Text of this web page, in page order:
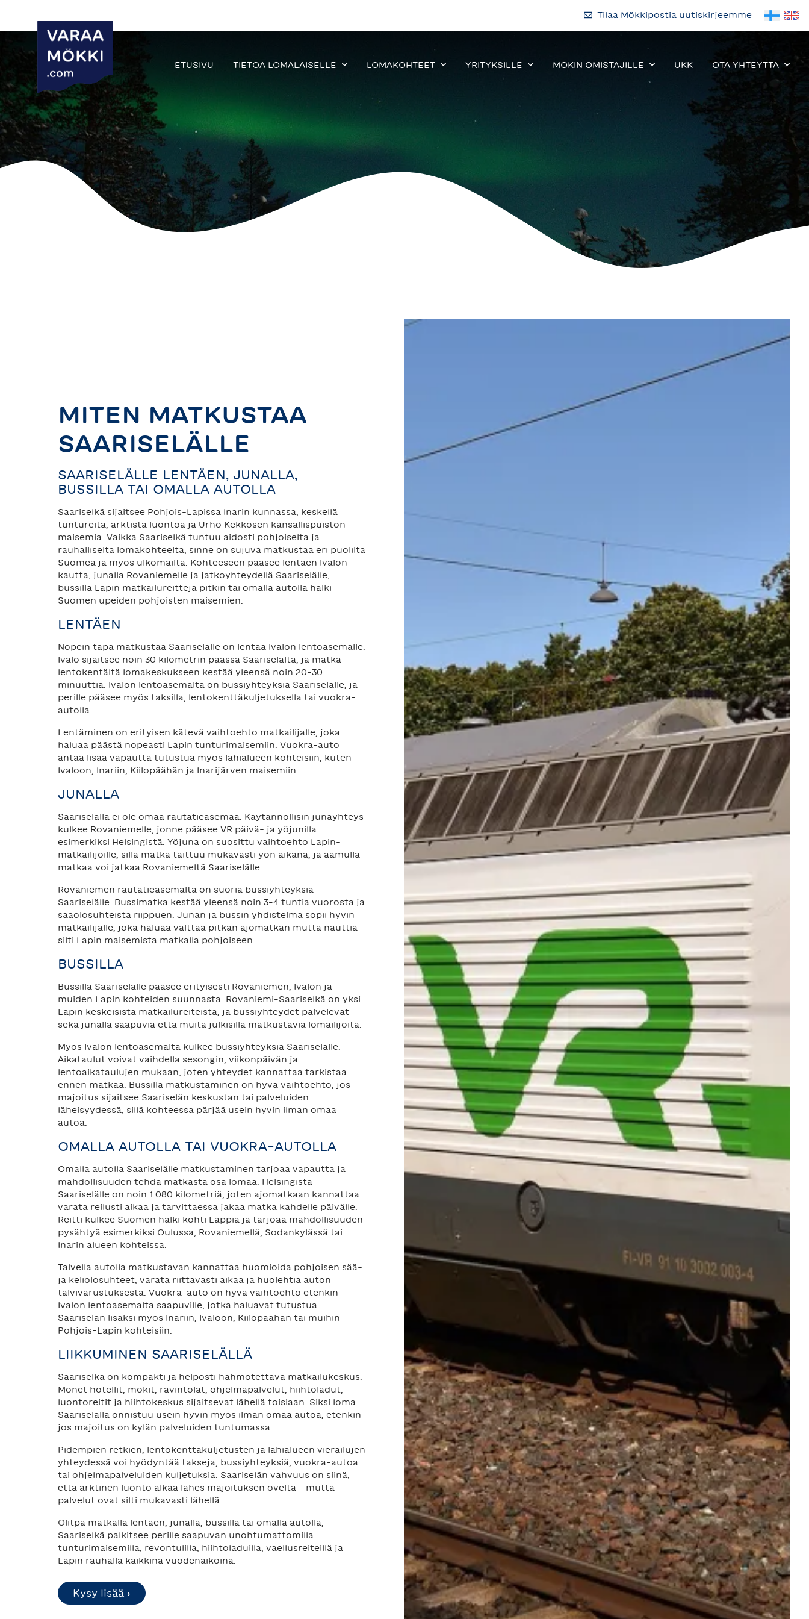
Tilaa Mökkipostia uutiskirjeemme
ETUSIVU TIETOA LOMALAISELLE LOMAKOHTEET YRITYKSILLE MÖKIN OMISTAJILLE UKK OTA YHTEYTTÄ
MITEN MATKUSTAA
SAARISELÄLLE
SAARISELÄLLE LENTÄEN, JUNALLA,
BUSSILLA TAI OMALLA AUTOLLA
Saariselkä sijaitsee Pohjois-Lapissa Inarin kunnassa, keskellä
tuntureita, arktista luontoa ja Urho Kekkosen kansallispuiston
maisemia. Vaikka Saariselkä tuntuu aidosti pohjoiselta ja
rauhalliselta lomakohteelta, sinne on sujuva matkustaa eri puolilta
Suomea ja myös ulkomailta. Kohteeseen pääsee lentäen Ivalon
kautta, junalla Rovaniemelle ja jatkoyhteydellä Saariselälle,
bussilla Lapin matkailureittejä pitkin tai omalla autolla halki
Suomen upeiden pohjoisten maisemien.
LENTÄEN
Nopein tapa matkustaa Saariselälle on lentää Ivalon lentoasemalle.
Ivalo sijaitsee noin 30 kilometrin päässä Saariselältä, ja matka
lentokentältä lomakeskukseen kestää yleensä noin 20–30
minuuttia. Ivalon lentoasemalta on bussiyhteyksiä Saariselälle, ja
perille pääsee myös taksilla, lentokenttäkuljetuksella tai vuokra-
autolla.
Lentäminen on erityisen kätevä vaihtoehto matkailijalle, joka
haluaa päästä nopeasti Lapin tunturimaisemiin. Vuokra-auto
antaa lisää vapautta tutustua myös lähialueen kohteisiin, kuten
Ivaloon, Inariin, Kiilopäähän ja Inarijärven maisemiin.
JUNALLA
Saariselällä ei ole omaa rautatieasemaa. Käytännöllisin junayhteys
kulkee Rovaniemelle, jonne pääsee VR päivä- ja yöjunilla
esimerkiksi Helsingistä. Yöjuna on suosittu vaihtoehto Lapin-
matkailijoille, sillä matka taittuu mukavasti yön aikana, ja aamulla
matkaa voi jatkaa Rovaniemeltä Saariselälle.
Rovaniemen rautatieasemalta on suoria bussiyhteyksiä
Saariselälle. Bussimatka kestää yleensä noin 3–4 tuntia vuorosta ja
sääolosuhteista riippuen. Junan ja bussin yhdistelmä sopii hyvin
matkailijalle, joka haluaa välttää pitkän ajomatkan mutta nauttia
silti Lapin maisemista matkalla pohjoiseen.
BUSSILLA
Bussilla Saariselälle pääsee erityisesti Rovaniemen, Ivalon ja
muiden Lapin kohteiden suunnasta. Rovaniemi–Saariselkä on yksi
Lapin keskeisistä matkailureiteistä, ja bussiyhteydet palvelevat
sekä junalla saapuvia että muita julkisilla matkustavia lomailijoita.
Myös Ivalon lentoasemalta kulkee bussiyhteyksiä Saariselälle.
Aikataulut voivat vaihdella sesongin, viikonpäivän ja
lentoaikataulujen mukaan, joten yhteydet kannattaa tarkistaa
ennen matkaa. Bussilla matkustaminen on hyvä vaihtoehto, jos
majoitus sijaitsee Saariselän keskustan tai palveluiden
läheisyydessä, sillä kohteessa pärjää usein hyvin ilman omaa
autoa.
OMALLA AUTOLLA TAI VUOKRA-AUTOLLA
Omalla autolla Saariselälle matkustaminen tarjoaa vapautta ja
mahdollisuuden tehdä matkasta osa lomaa. Helsingistä
Saariselälle on noin 1 080 kilometriä, joten ajomatkaan kannattaa
varata reilusti aikaa ja tarvittaessa jakaa matka kahdelle päivälle.
Reitti kulkee Suomen halki kohti Lappia ja tarjoaa mahdollisuuden
pysähtyä esimerkiksi Oulussa, Rovaniemellä, Sodankylässä tai
Inarin alueen kohteissa.
Talvella autolla matkustavan kannattaa huomioida pohjoisen sää-
ja keliolosuhteet, varata riittävästi aikaa ja huolehtia auton
talvivarustuksesta. Vuokra-auto on hyvä vaihtoehto etenkin
Ivalon lentoasemalta saapuville, jotka haluavat tutustua
Saariselän lisäksi myös Inariin, Ivaloon, Kiilopäähän tai muihin
Pohjois-Lapin kohteisiin.
LIIKKUMINEN SAARISELÄLLÄ
Saariselkä on kompakti ja helposti hahmotettava matkailukeskus.
Monet hotellit, mökit, ravintolat, ohjelmapalvelut, hiihtoladut,
luontoreitit ja hiihtokeskus sijaitsevat lähellä toisiaan. Siksi loma
Saariselällä onnistuu usein hyvin myös ilman omaa autoa, etenkin
jos majoitus on kylän palveluiden tuntumassa.
Pidempien retkien, lentokenttäkuljetusten ja lähialueen vierailujen
yhteydessä voi hyödyntää takseja, bussiyhteyksiä, vuokra-autoa
tai ohjelmapalveluiden kuljetuksia. Saariselän vahvuus on siinä,
että arktinen luonto alkaa lähes majoituksen ovelta – mutta
palvelut ovat silti mukavasti lähellä.
Olitpa matkalla lentäen, junalla, bussilla tai omalla autolla,
Saariselkä palkitsee perille saapuvan unohtumattomilla
tunturimaisemilla, revontulilla, hiihtoladuilla, vaellusreiteillä ja
Lapin rauhalla kaikkina vuodenaikoina.
Kysy lisää ›